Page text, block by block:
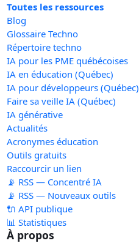
Toutes les ressources
Blog
Glossaire Techno
Répertoire techno
IA pour les PME québécoises
IA en éducation (Québec)
IA pour développeurs (Québec)
Faire sa veille IA (Québec)
IA générative
Actualités
Acronymes éducation
Outils gratuits
Raccourcir un lien
📡 RSS — Concentré IA
📡 RSS — Nouveaux outils
🔌 API publique
📊 Statistiques
À propos